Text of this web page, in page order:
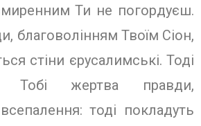
Ти не погордуєш.
благоволінням Твоїм Сіон,
стіни єрусалимські. Тоді
Тобі жертва правди,
тоді покла­дуть